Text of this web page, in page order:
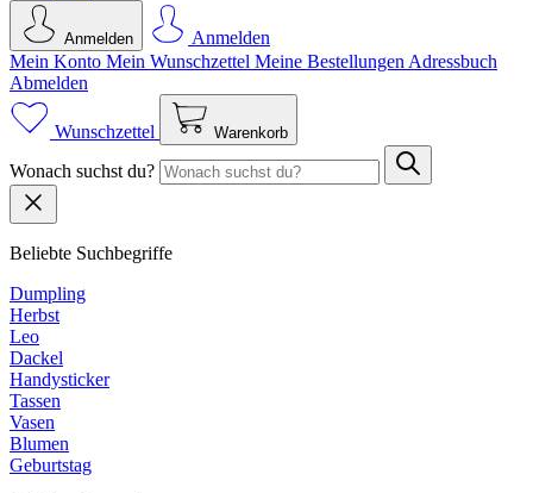
Anmelden
Anmelden
Mein Konto Mein Wunsch­zettel Meine Bestellungen Adressbuch
Abmelden
Wunschzettel Warenkorb
Wonach suchst du?
Beliebte Suchbegriffe
Dumpling
Herbst
Leo
Dackel
Handysticker
Tassen
Vasen
Blumen
Geburtstag